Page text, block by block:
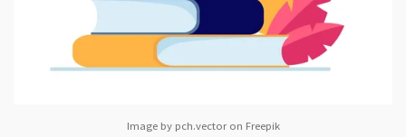
Image by pch.vector on Freepik